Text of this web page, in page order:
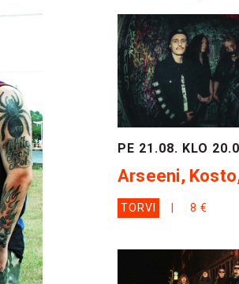
PE 21.08. KLO
Arseeni,
TORVI 8 €